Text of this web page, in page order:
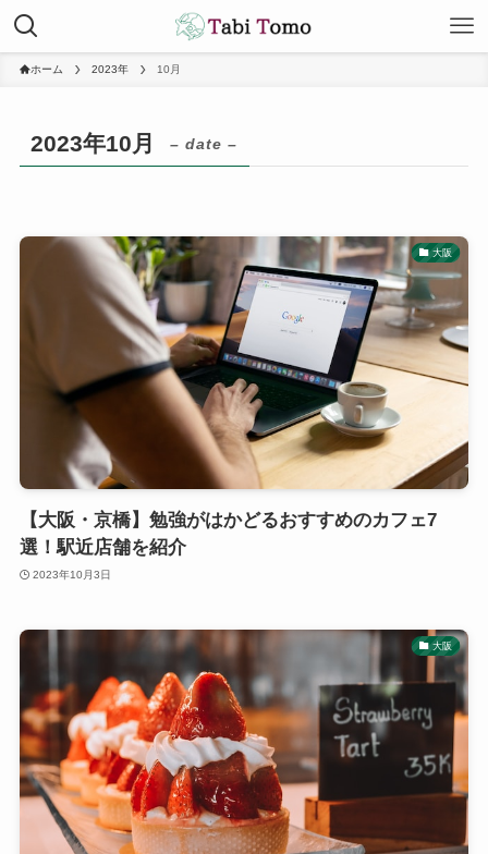
ホーム 2023年 10月
2023年10月 – date –
大阪
【大阪・京橋】勉強がはかどるおすすめのカフェ7
選！駅近店舗を紹介
2023年10月3日
大阪